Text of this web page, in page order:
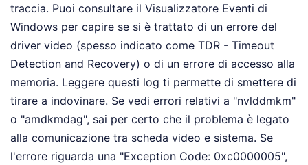
traccia. Puoi consultare il Visualizzatore Eventi di
Windows per capire se si è trattato di un errore del
driver video (spesso indicato come TDR - Timeout
Detection and Recovery) o di un errore di accesso alla
memoria. Leggere questi log ti permette di smettere di
tirare a indovinare. Se vedi errori relativi a "nvlddmkm"
o "amdkmdag", sai per certo che il problema è legato
alla comunicazione tra scheda video e sistema. Se
l'errore riguarda una "Exception Code: 0xc0000005",